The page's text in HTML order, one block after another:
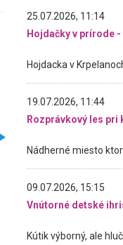
25.07.2026, 11:14
Hojdačky v prírode
19.07.2026, 11:44
Rozprávkový les pri
09.07.2026, 15:15